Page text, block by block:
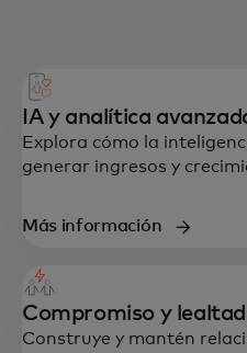
IA y analítica
Explora cómo la
generar ingresos y
Más información
Compromiso y
Construye y mantén